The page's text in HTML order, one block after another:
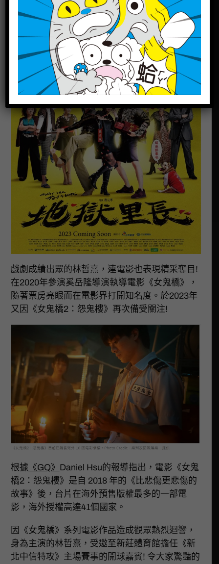
戲劇成績出眾的林哲熹，連電影也表現精采奪目!
在2020年參演奚岳隆導演執導電影《女鬼橋》，
隨著票房亮眼而在電影界打開知名度。於2023年
又因《女鬼橋2：怨鬼樓》再次備受關注!
根據 《GQ》 Daniel Hsu的報導指出，電影《女鬼
橋2：怨鬼樓》是自 2018 年的《比悲傷更悲傷的
故事》後，台片在海外預售版權最多的一部電
影，海外授權高達41個國家。
因《女鬼橋》系列電影作品造成觀眾熱烈迴響，
身為主演的林哲熹，受邀至新莊體育館擔任《新
北中信特攻》主場賽事的開球嘉賓! 令大家驚豔的